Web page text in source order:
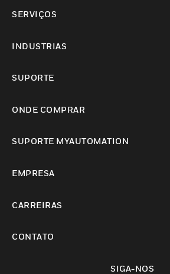
SERVIÇOS
INDUSTRIAS
SUPORTE
ONDE COMPRAR
SUPORTE MYAUTOMATION
EMPRESA
CARREIRAS
CONTATO
SIGA-NOS